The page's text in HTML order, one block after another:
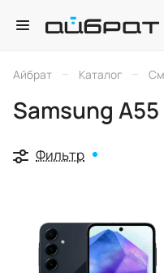
Айбрат – Каталог –
Samsung A55
Фильтр